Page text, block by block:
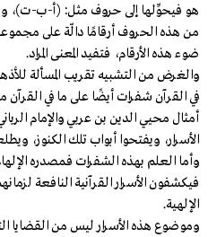
هو فيحوِّلها إلى حروف مثل: (أ-ب-
من هذه الحروف أرقامًا دالّة على
ضوء هذه الأرقام، فتفيد المعنى المراد.
والغرض من التشبيه تقريب المسألة
في القرآن شفرات أيضًا على ما في
أمثال محيي الدين بن عربي والإمام
الأسرار، ويفتحوا أبواب تلك الكنوز،
وأما العلم بهذه الشفرات فمصدره
فيكشفون الأسرار القرآنية النافعة
الإلهية.
وموضوع هذه الأسرار ليس من القضايا